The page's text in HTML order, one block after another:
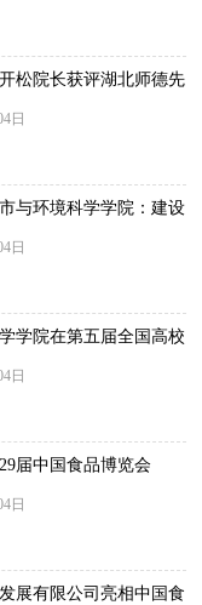
松院长获评湖北师德先
日
与环境科学学院：建设
日
学院在第五届全国高校
日
届中国食品博览会
日
展有限公司亮相中国食